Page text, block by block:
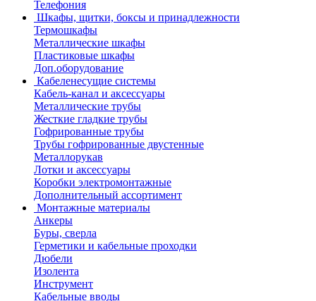
Телефония
Шкафы, щитки, боксы и принадлежности
Термошкафы
Металлические шкафы
Пластиковые шкафы
Доп.оборудование
Кабеленесущие системы
Кабель-канал и аксессуары
Металлические трубы
Жесткие гладкие трубы
Гофрированные трубы
Трубы гофрированные двустенные
Металлорукав
Лотки и аксессуары
Коробки электромонтажные
Дополнительный ассортимент
Монтажные материалы
Анкеры
Буры, сверла
Герметики и кабельные проходки
Дюбели
Изолента
Инструмент
Кабельные вводы